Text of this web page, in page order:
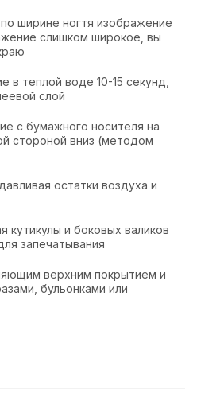
ширине ногтя изображение
слишком широкое, вы
теплой воде 10-15 секунд,
слой
с бумажного носителя на
стороной вниз (методом
остатки воздуха и
кутикулы и боковых валиков
запечатывания
верхним покрытием и
бульонками или